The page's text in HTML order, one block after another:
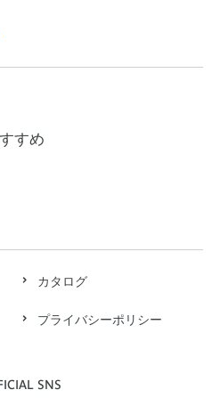
カタログ
プライバシーポリシー
SNS
すめ